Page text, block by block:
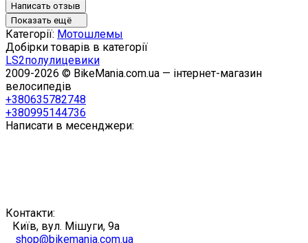
Написать отзыв
Показать ещё
Категорії: Мотошлемы
Добірки товарів в категорії
LS2полулицевики
2009-2026 © BikeMania.com.ua — інтернет-магазин
велосипедів
+380635782748
+380995144736
Написати в месенджери:
Контакти:
Київ, вул. Мішуги, 9а
shop@bikemania.com.ua